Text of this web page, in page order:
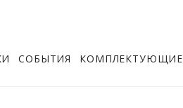
СОБЫТИЯ КОМПЛЕКТУЮЩИЕ